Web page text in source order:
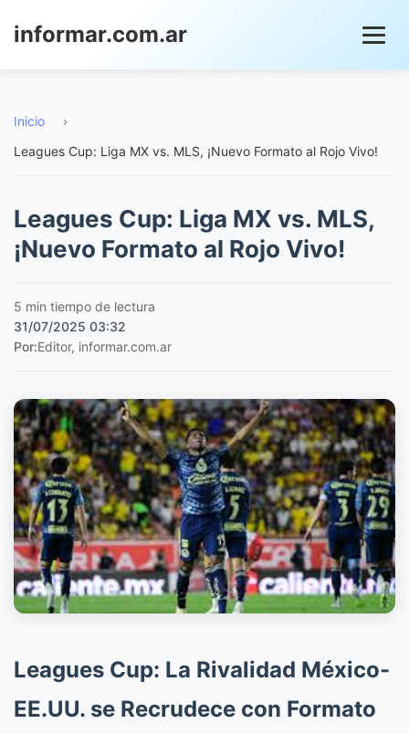
informar.com.ar
Inicio
›
Leagues Cup: Liga MX vs. MLS, ¡Nuevo Formato al Rojo Vivo!
Leagues Cup: Liga MX vs. MLS,
¡Nuevo Formato al Rojo Vivo!
5 min tiempo de lectura
31/07/2025 03:32
Por:Editor, informar.com.ar
Leagues Cup: La Rivalidad México-
EE.UU. se Recrudece con Formato